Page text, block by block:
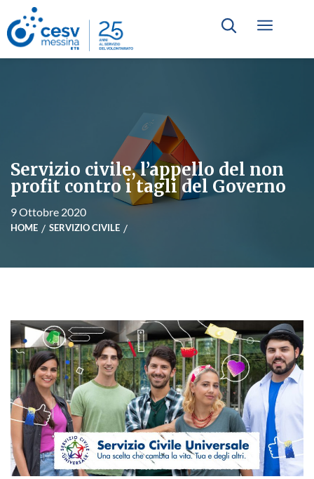
Servizio civile, l’appello del non
profit contro i tagli del Governo
9 Ottobre 2020
HOME SERVIZIO CIVILE